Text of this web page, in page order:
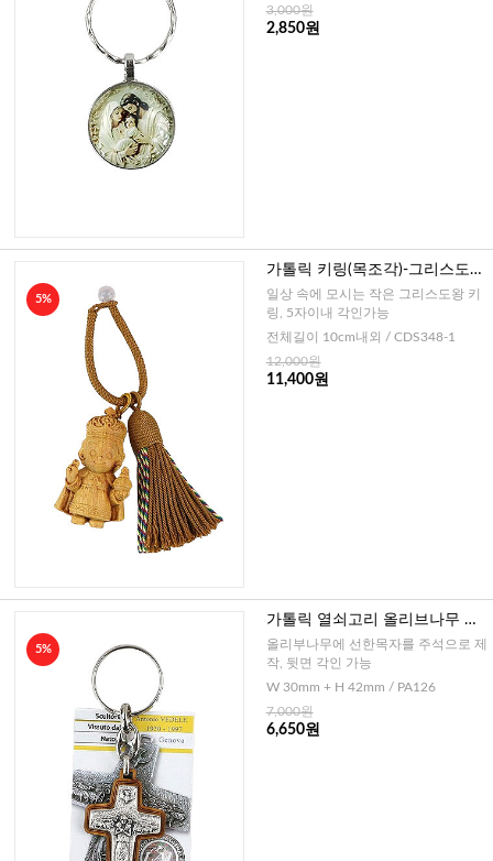
3,000원
2,850원
5%
가톨릭 키링(목조각)-그리스도왕
(프라하 아기예수)
일상 속에 모시는 작은 그리스도왕 키
링, 5자이내 각인가능
전체길이 10cm내외 / CDS348-1
12,000원
11,400원
5%
가톨릭 열쇠고리 올리브나무 선
한목자(이태리)
올리부나무에 선한목자를 주석으로 제
작, 뒷면 각인 가능
W 30mm + H 42mm / PA126
7,000원
6,650원